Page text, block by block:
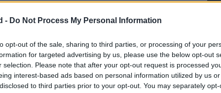
- Do Not Process My Personal Information
opt-out of the sale, sharing to third parties, or processing of your
for targeted advertising by us, please use the below opt-out
selection. Please note that after your opt-out request is processed
interest-based ads based on personal information utilized by us
to third parties prior to your opt-out. You may separately
en el desayuno español
suele estar dominado por opciones dulces y ricas